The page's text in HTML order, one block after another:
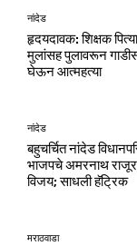
नांदेड
हृदयदावक: शिक्षक
मुलांसह पुलावरून
घेऊन आत्महत्या
नांदेड
बहुचर्चित नांदेड
भाजपचे अमरनाथ
विजय; साधली हॅट्रिक
मराठवाडा